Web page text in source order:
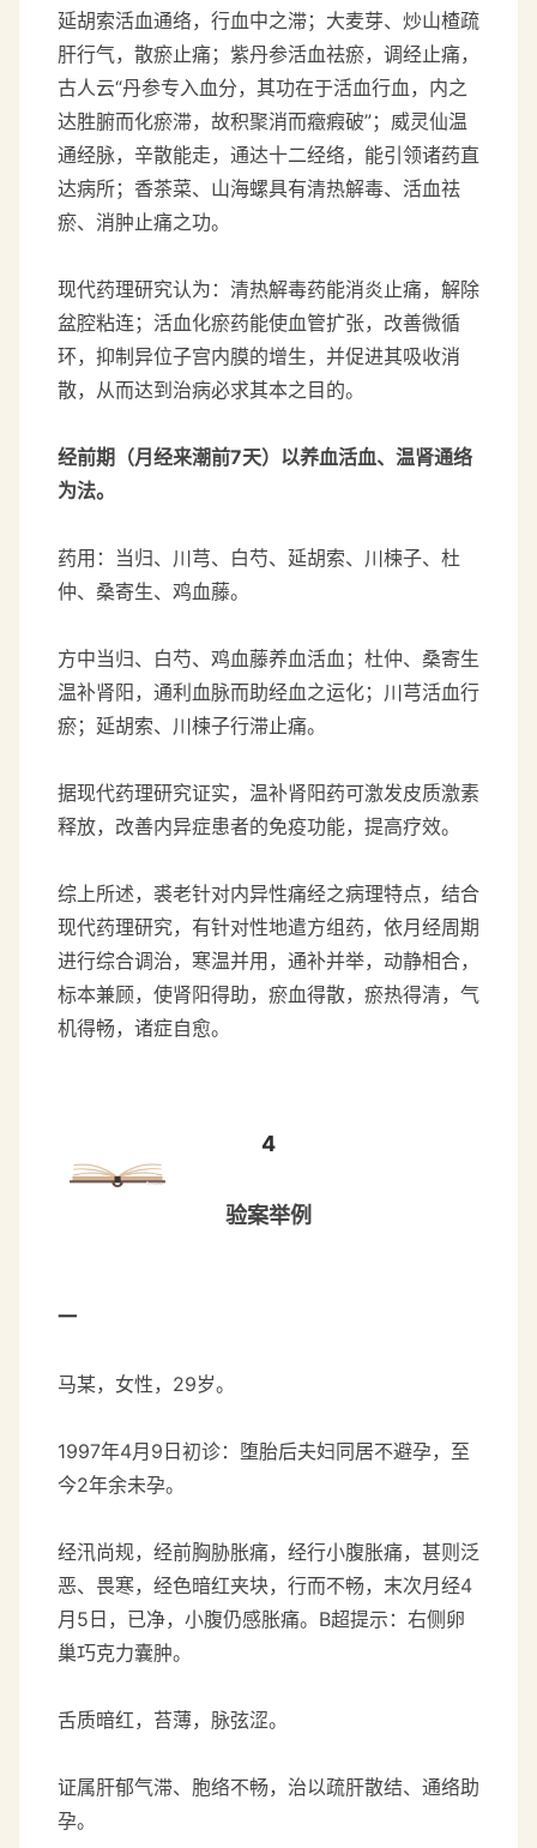
延胡索活血通络，行血中之滞；大麦芽、炒山楂疏
肝行气，散瘀止痛；紫丹参活血祛瘀，调经止痛，
古人云“丹参专入血分，其功在于活血行血，内之
达胜腑而化瘀滞，故积聚消而癥瘕破”；威灵仙温
通经脉，辛散能走，通达十二经络，能引领诸药直
达病所；香茶菜、山海螺具有清热解毒、活血祛
瘀、消肿止痛之功。
现代药理研究认为：清热解毒药能消炎止痛，解除
盆腔粘连；活血化瘀药能使血管扩张，改善微循
环，抑制异位子宫内膜的增生，并促进其吸收消
散，从而达到治病必求其本之目的。
经前期（月经来潮前7天）以养血活血、温肾通络
为法。
药用：当归、川芎、白芍、延胡索、川楝子、杜
仲、桑寄生、鸡血藤。
方中当归、白芍、鸡血藤养血活血；杜仲、桑寄生
温补肾阳，通利血脉而助经血之运化；川芎活血行
瘀；延胡索、川楝子行滞止痛。
据现代药理研究证实，温补肾阳药可激发皮质激素
释放，改善内异症患者的免疫功能，提高疗效。
综上所述，裘老针对内异性痛经之病理特点，结合
现代药理研究，有针对性地遣方组药，依月经周期
进行综合调治，寒温并用，通补并举，动静相合，
标本兼顾，使肾阳得助，瘀血得散，瘀热得清，气
机得畅，诸症自愈。
4
验案举例
一
马某，女性，29岁。
1997年4月9日初诊：堕胎后夫妇同居不避孕，至
今2年余未孕。
经汛尚规，经前胸胁胀痛，经行小腹胀痛，甚则泛
恶、畏寒，经色暗红夹块，行而不畅，末次月经4
月5日，已净，小腹仍感胀痛。B超提示：右侧卵
巢巧克力囊肿。
舌质暗红，苔薄，脉弦涩。
证属肝郁气滞、胞络不畅，治以疏肝散结、通络助
孕。